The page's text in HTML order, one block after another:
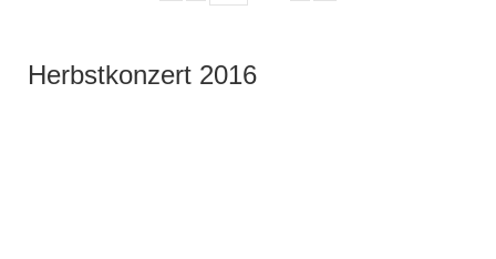
Herbstkonzert 2016